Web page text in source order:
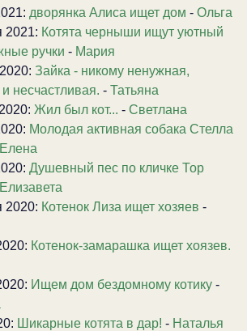
дворянка Алиса ищет дом - Ольга
2021: Котята черныши ищут уютный
ручки - Мария
Зайка - никому ненужная,
несчастливая. - Татьяна
Жил был кот... - Светлана
Молодая активная собака Стелла
Елена
Душевный пес по кличке Тор
Елизавета
2020: Котенок Лиза ищет хозяев -
Котенок-замарашка ищет хоязев.
Ищем дом бездомному котику -
Шикарные котята в дар! - Наталья